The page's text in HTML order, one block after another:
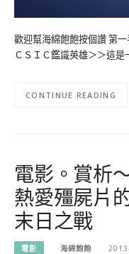
歡迎幫海綿飽飽按個讚 第
ＣＳＩＣ鑑識英雄＞＞這
CONTINUE READING
電影。賞析
熱愛殭屍片
末日之戰
電影 海綿飽飽